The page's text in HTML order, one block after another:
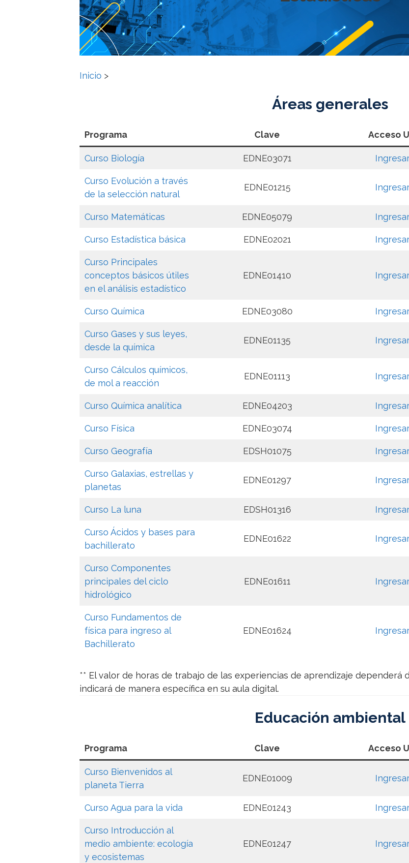
Inicio >
Áreas generales
Programa Clave Acceso
Curso Biología EDNE03071
Curso Evolución a través
de la selección natural
EDNE01215
Curso Matemáticas EDNE05079
Curso Estadística básica EDNE02021
Curso Principales
conceptos básicos útiles
en el análisis estadístico
EDNE01410
Curso Química EDNE03080
Curso Gases y sus leyes,
desde la química
EDNE01135
Curso Cálculos químicos,
de mol a reacción
EDNE01113
Curso Química analítica EDNE04203
Curso Física EDNE03074
Curso Geografía EDSH01075
Curso Galaxias, estrellas y
planetas
EDNE01297
Curso La luna EDSH01316
Curso Ácidos y bases para
bachillerato
EDNE01622
Curso Componentes
principales del ciclo
hidrológico
EDNE01611
Curso Fundamentos de
física para ingreso al
Bachillerato
EDNE01624
** El valor de horas de trabajo de las experiencias de aprendizaje dependerá
indicará de manera específica en su aula digital.
Educación ambiental
Programa Clave Acceso
Curso Bienvenidos al
planeta Tierra
EDNE01009
Curso Agua para la vida EDNE01243
Curso Introducción al
medio ambiente: ecología
y ecosistemas
EDNE01247